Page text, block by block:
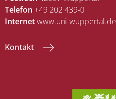
Telefon +49 202 439-0
Internetwww.uni-wuppertal.de
Kontakt